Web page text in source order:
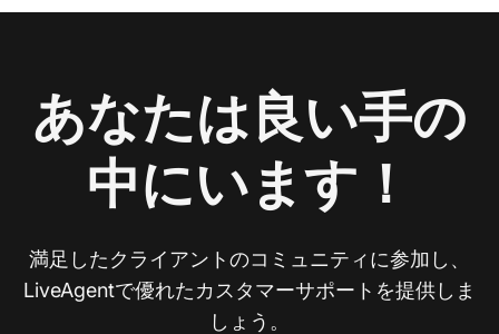
あなたは良い手の
中にいます！
満足したクライアントのコミュニティに参加し、
LiveAgentで優れたカスタマーサポートを提供しま
しょう。